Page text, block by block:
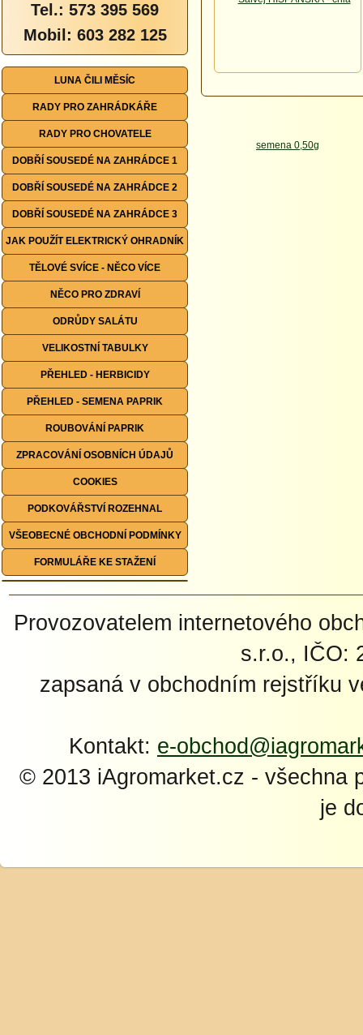
Tel.: 573 395 569
Mobil: 603 282 125
LUNA ČILI MĚSÍC
RADY PRO ZAHRÁDKÁŘE
RADY PRO CHOVATELE
DOBŘÍ SOUSEDÉ NA ZAHRÁDCE 1
DOBŘÍ SOUSEDÉ NA ZAHRÁDCE 2
DOBŘÍ SOUSEDÉ NA ZAHRÁDCE 3
JAK POUŽÍT ELEKTRICKÝ OHRADNÍK
TĚLOVÉ SVÍCE - NĚCO VÍCE
NĚCO PRO ZDRAVÍ
ODRŮDY SALÁTU
VELIKOSTNÍ TABULKY
PŘEHLED - HERBICIDY
PŘEHLED - SEMENA PAPRIK
ROUBOVÁNÍ PAPRIK
ZPRACOVÁNÍ OSOBNÍCH ÚDAJŮ
COOKIES
PODKOVÁŘSTVÍ ROZEHNAL
VŠEOBECNÉ OBCHODNÍ PODMÍNKY
FORMULÁŘE KE STAŽENÍ
Provozovatelem internetového
s.r.o., IČO:
zapsaná v obchodním rejstříku
Kontakt: e-
© 2013 iAgromarket.cz - všechna
je